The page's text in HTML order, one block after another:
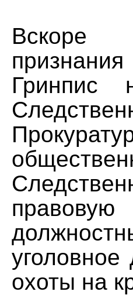
Вскоре
Гринпис
охоты на